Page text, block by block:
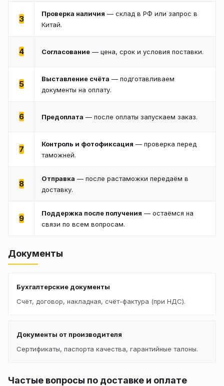
3
Проверка наличия — склад в РФ или запрос в
Китай.
4 Согласование — цена, срок и условия поставки.
5
Выставление счёта — подготавливаем
документы на оплату.
6 Предоплата — после оплаты запускаем заказ.
7
Контроль и фотофиксация — проверка перед
таможней.
8
Отправка — после растаможки передаём в
доставку.
9
Поддержка после получения — остаёмся на
связи по всем вопросам.
Документы
Бухгалтерские документы
Счёт, договор, накладная, счёт-фактура (при НДС).
Документы от производителя
Сертификаты, паспорта качества, гарантийные талоны.
Частые вопросы по доставке и оплате